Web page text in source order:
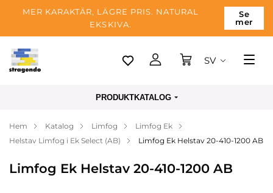
MER KARAKTÄR, LÄGRE PRIS. NATURAL
EKSKIVA.
Se
mer
Tallinn
Betalning
Blogg
SV
PRODUKTKATALOG
Hem Katalog Limfog
Limfog Ek
Helstav Limfog i Ek Select (AB)
Limfog Ek Helstav 20-410-1200 AB
Limfog Ek Helstav 20-410-1200 AB